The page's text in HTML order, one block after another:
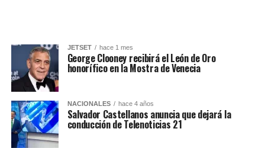
JETSET hace 1 mes
George Clooney recibirá el León de Oro
honorífico en la Mostra de Venecia
NACIONALES hace 4 años
Salvador Castellanos anuncia que dejará la
conducción de Telenoticias 21